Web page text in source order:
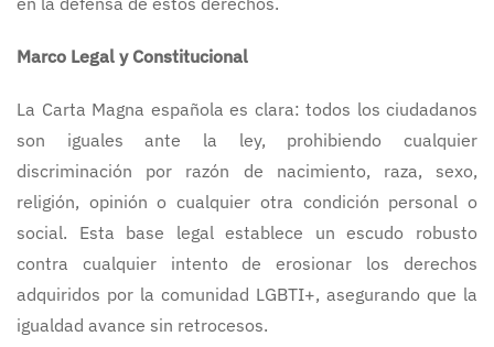
Marco Legal y Constitucional
La Carta Magna española es clara: todos los ciudadanos
son iguales ante la ley, prohibiendo cualquier
discriminación por razón de nacimiento, raza, sexo,
religión, opinión o cualquier otra condición personal o
social. Esta base legal establece un escudo robusto
contra cualquier intento de erosionar los derechos
adquiridos por la comunidad LGBTI+, asegurando que la
igualdad avance sin retrocesos.